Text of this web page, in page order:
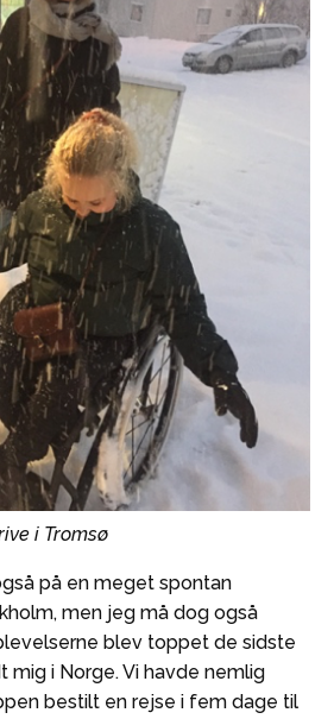
i Tromsø
på en meget spontan
men jeg må dog også
blev toppet de sidste
mig i Norge. Vi havde nemlig
bestilt en rejse i fem dage til